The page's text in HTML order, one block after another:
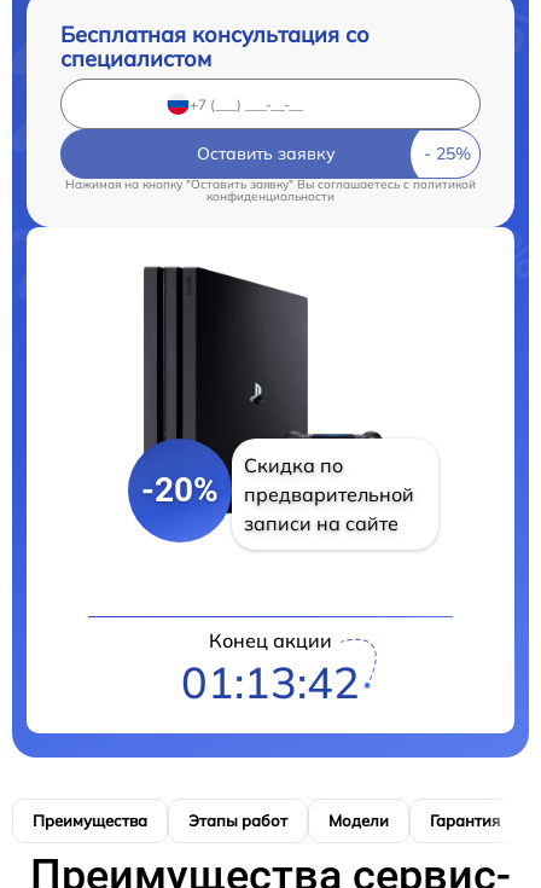
Бесплатная консультация со
специалистом
Оставить заявку
Нажимая на кнопку "Оставить заявку" Вы соглашаетесь cполитикой
конфиденциальности
-20%
Скидка по
предварительной
записи на сайте
Конец акции
01:13:41
Преимущества Этапы работ Модели Гарантия
Преимущества сервис-